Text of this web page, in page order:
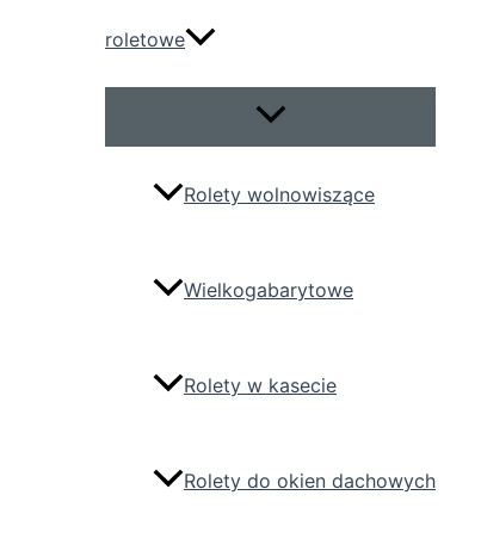
roletowe
Przełącznik
Rolety wolnowiszące
Wielkogabarytowe
Rolety w kasecie
Rolety do okien dachowych